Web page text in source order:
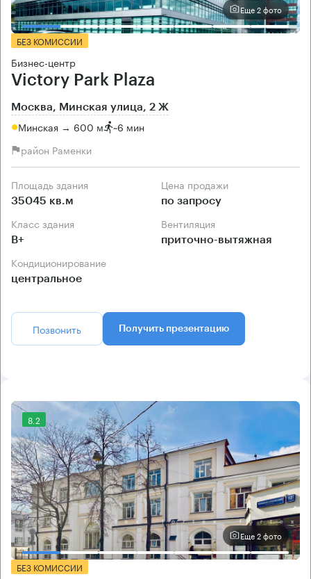
Еще 2 фото
БЕЗ КОМИССИИ
Бизнес-центр
Victory Park Plaza
Москва, Минская улица, 2 Ж
Минская → 600 м ~6 мин
район Раменки
Площадь здания
35045 кв.м
Цена продажи
по запросу
Класс здания
B+
Вентиляция
приточно-вытяжная
Кондиционирование
центральное
Позвонить Получить презентацию
8.2
Еще 2 фото
БЕЗ КОМИССИИ